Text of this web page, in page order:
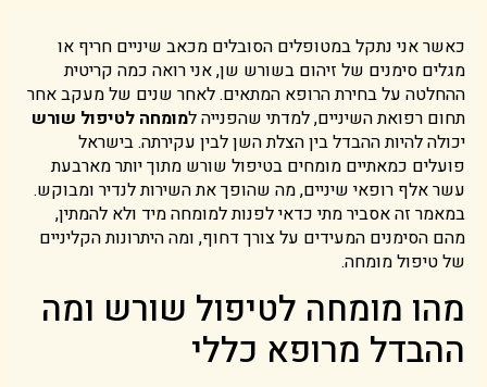
כאשר אני נתקל במטופלים הסובלים מכאב שיניים חריף או
מגלים סימנים של זיהום בשורש שן, אני רואה כמה קריטית
ההחלטה על בחירת הרופא המתאים. לאחר שנים של מעקב אחר
תחום רפואת השיניים, למדתי שהפנייה למומחה לטיפול שורש
יכולה להיות ההבדל בין הצלת השן לבין עקירתה. בישראל
פועלים כמאתיים מומחים בטיפול שורש מתוך יותר מארבעת
עשר אלף רופאי שיניים, מה שהופך את השירות לנדיר ומבוקש.
במאמר זה אסביר מתי כדאי לפנות למומחה מיד ולא להמתין,
מהם הסימנים המעידים על צורך דחוף, ומה היתרונות הקליניים
של טיפול מומחה.
מהו מומחה לטיפול שורש ומה
ההבדל מרופא כללי